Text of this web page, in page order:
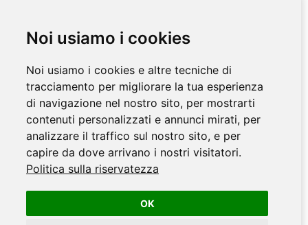
Noi usiamo i cookies
Noi usiamo i cookies e altre tecniche di
tracciamento per migliorare la tua esperienza
di navigazione nel nostro sito, per mostrarti
contenuti personalizzati e annunci mirati, per
analizzare il traffico sul nostro sito, e per
capire da dove arrivano i nostri visitatori.
Politica sulla riservatezza
OK